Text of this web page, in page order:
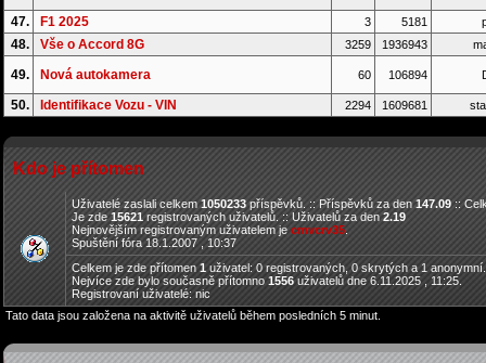
47. F1 2025 3 5181
48. Vše o Accord 8G 3259 1936943
49. Nová autokamera 60 106894
50. Identifikace Vozu - VIN 2294 1609681
Kdo je přítomen
Uživatelé zaslali celkem1050233příspěvků. :: Příspěvků za den147.09::
Je zde15621 registrovaných uživatelů. :: Uživatelů za den2.19
Nejnovějším registrovaným uživatelem jecmvcrv35.
Spuštění fóra 18.1.2007 , 10:37
Celkem je zde přítomen 1 uživatel: 0 registrovaných, 0 skrytých a 1
Nejvíce zde bylo současně přítomno 1556 uživatelů dne 6.11.2025 , 11:25.
Registrovaní uživatelé: nic
Tato data jsou založena na aktivitě uživatelů během posledních 5 minut.